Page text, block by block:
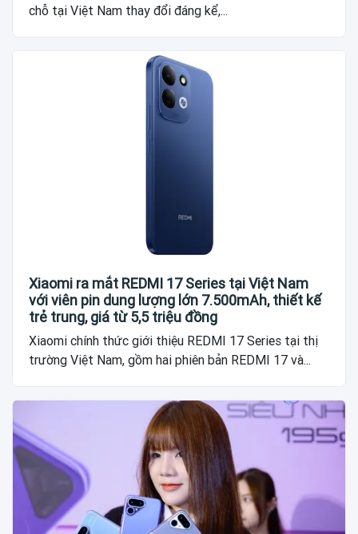
chỗ tại Việt Nam thay đổi đáng kể,...
Xiaomi ra mắt REDMI 17 Series tại Việt Nam
với viên pin dung lượng lớn 7.500mAh, thiết kế
trẻ trung, giá từ 5,5 triệu đồng
Xiaomi chính thức giới thiệu REDMI 17 Series tại thị
trường Việt Nam, gồm hai phiên bản REDMI 17 và...